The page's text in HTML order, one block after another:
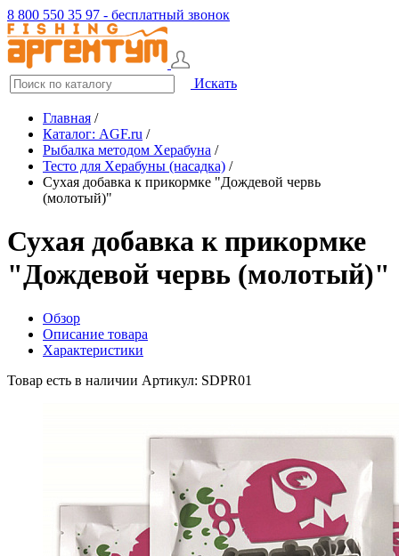
8 800 550 35 97 - бесплатный звонок
Искать
Главная /
Каталог: AGF.ru /
Рыбалка методом Херабуна /
Тесто для Херабуны (насадка) /
Сухая добавка к прикормке "Дождевой червь
(молотый)"
Сухая добавка к прикормке
"Дождевой червь (молотый)"
Обзор
Описание товара
Характеристики
Товар есть в наличии Артикул: SDPR01